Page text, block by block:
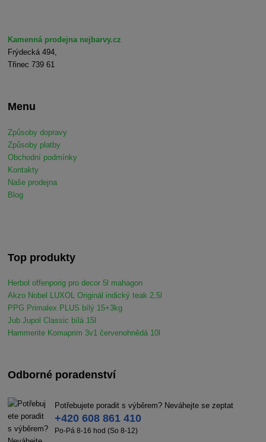
Kamenná prodejna nejbarvy.cz
Frýdecká 494,
Třinec 739 61
Menu
Způsoby dopravy
Způsoby platby
Obchodní podmínky
Kontakty
Naše prodejna
Blog
Top produkty
Herbol offenporig pro decor 5l mahagon
Akzo Nobel LUXOL Originál indický teak 2,5l
PPG Primalex PLUS bílý 15+3kg
Jub Jupol Classic bílá 15l
Hammerite Komaprim 3v1 červenohnědá 10l
Odborné poradenství
Potřebujete poradit s výběrem? Neváhejte se zeptat
+420 608 861 410
Po-Pá 8-16 hod (So 8-12)